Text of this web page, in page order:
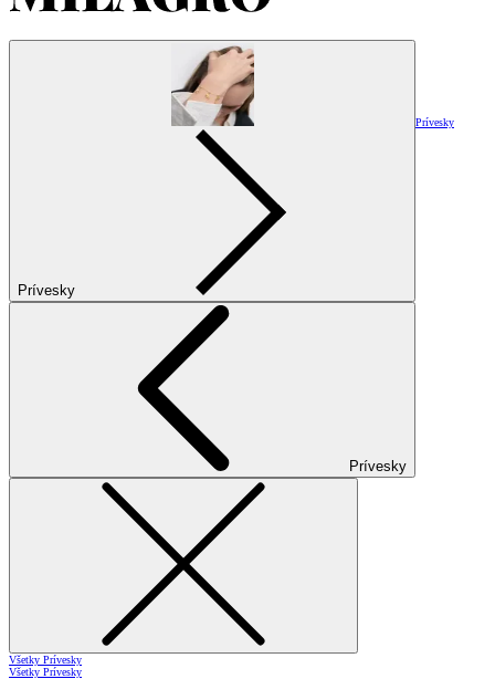
Prívesky
Prívesky
Prívesky
Všetky Prívesky
Všetky Prívesky